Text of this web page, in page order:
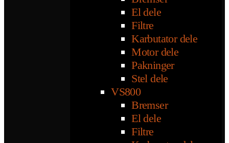
El dele
Filtre
Karbutator dele
Motor dele
Pakninger
Stel dele
VS800
Bremser
El dele
Filtre